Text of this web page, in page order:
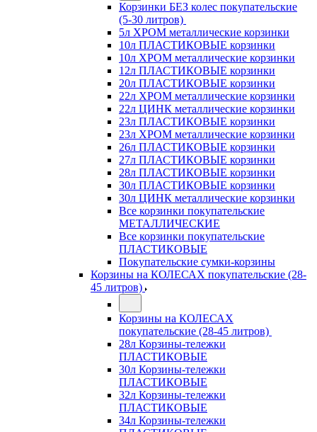
Корзинки БЕЗ колес покупательские
(5-30 литров)
5л ХРОМ металлические корзинки
10л ПЛАСТИКОВЫЕ корзинки
10л ХРОМ металлические корзинки
12л ПЛАСТИКОВЫЕ корзинки
20л ПЛАСТИКОВЫЕ корзинки
22л ХРОМ металлические корзинки
22л ЦИНК металлические корзинки
23л ПЛАСТИКОВЫЕ корзинки
23л ХРОМ металлические корзинки
26л ПЛАСТИКОВЫЕ корзинки
27л ПЛАСТИКОВЫЕ корзинки
28л ПЛАСТИКОВЫЕ корзинки
30л ПЛАСТИКОВЫЕ корзинки
30л ЦИНК металлические корзинки
Все корзинки покупательские
МЕТАЛЛИЧЕСКИЕ
Все корзинки покупательские
ПЛАСТИКОВЫЕ
Покупательские сумки-корзины
Корзины на КОЛЕСАХ покупательские (28-
45 литров)
Корзины на КОЛЕСАХ
покупательские (28-45 литров)
28л Корзины-тележки
ПЛАСТИКОВЫЕ
30л Корзины-тележки
ПЛАСТИКОВЫЕ
32л Корзины-тележки
ПЛАСТИКОВЫЕ
34л Корзины-тележки